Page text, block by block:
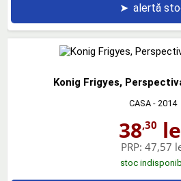
➤ alertă
Konig Frigyes,
CASA - 2014
38,30
PRP: 47,57
stoc